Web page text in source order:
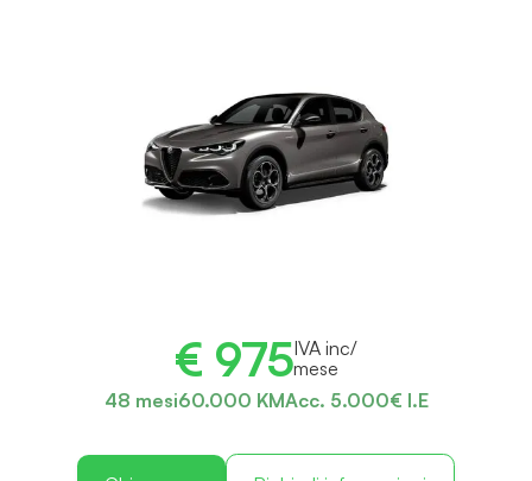
€ 975IVA inc/
mese
48 mesi60.000 KMAcc. 5.000€ I.E